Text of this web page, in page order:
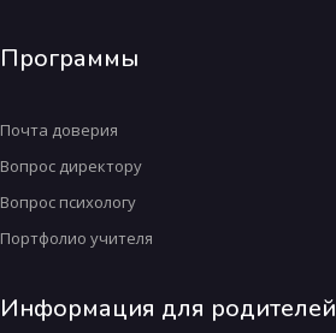
Программы
Почта доверия
Вопрос директору
Вопрос психологу
Портфолио учителя
Информация для родителей